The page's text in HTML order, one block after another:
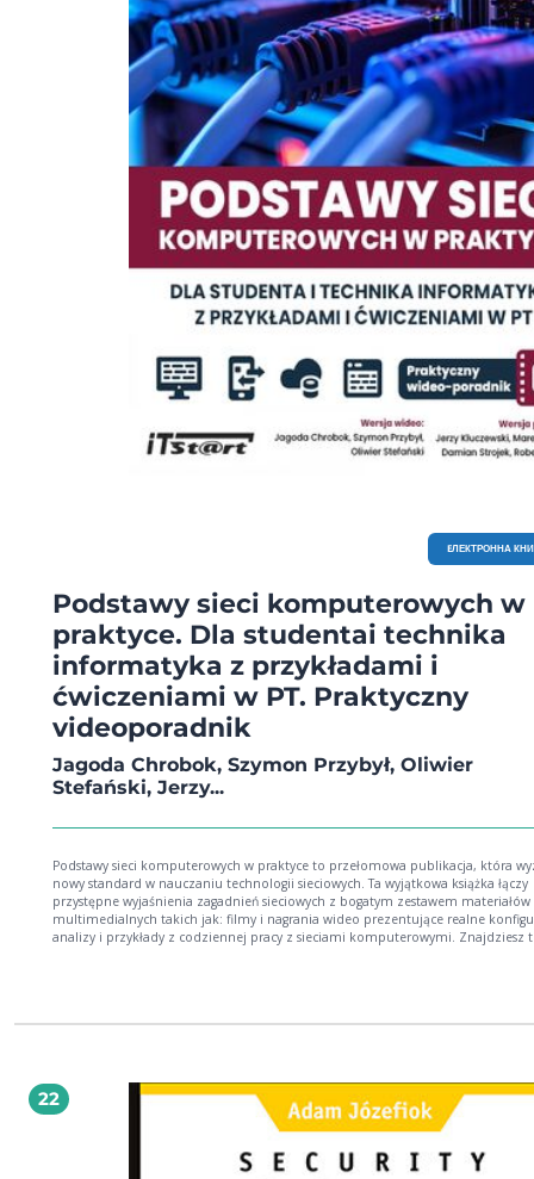
EЛЕКТРОННА
Podstawy sieci komputerowych w
praktyce. Dla studentai technika
informatyka z przykładami i
ćwiczeniami w PT. Praktyczny
videoporadnik
Jagoda Chrobok, Szymon Przybył, Oliwier
Stefański, Jerzy...
Podstawy sieci komputerowych w praktyce to przełomowa publikacja, która
nowy standard w nauczaniu technologii sieciowych. Ta wyjątkowa książka łączy
przystępne wyjaśnienia zagadnień sieciowych z bogatym zestawem materiałów
multimedialnych takich jak: filmy i nagrania wideo prezentujące realne
analizy i przykłady z codziennej pracy z sieciami komputerowymi. Znajdziesz tu
także wszystkich osobach, które chcą zdobyć praktyczne umiejętności
fundamenty, przećwicz je w praktyce i zdobądź kompetencje, które otworzą
do profesjonalnej kariery w branży technologii sieciowych.
22